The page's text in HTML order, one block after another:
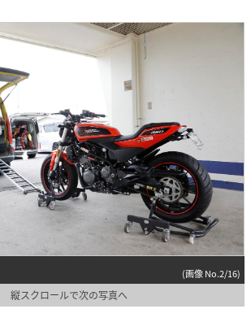
(画像 No.2/16)
縦スクロールで次の写真へ